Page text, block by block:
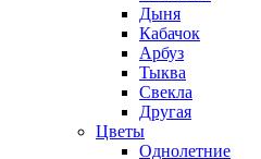
Дыня
Кабачок
Арбуз
Тыква
Свекла
Другая
Цветы
Однолетние